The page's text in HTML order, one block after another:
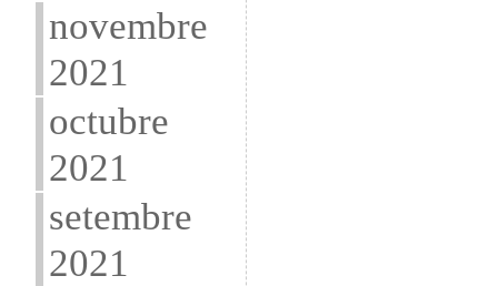
novembre
2021
octubre
2021
setembre
2021